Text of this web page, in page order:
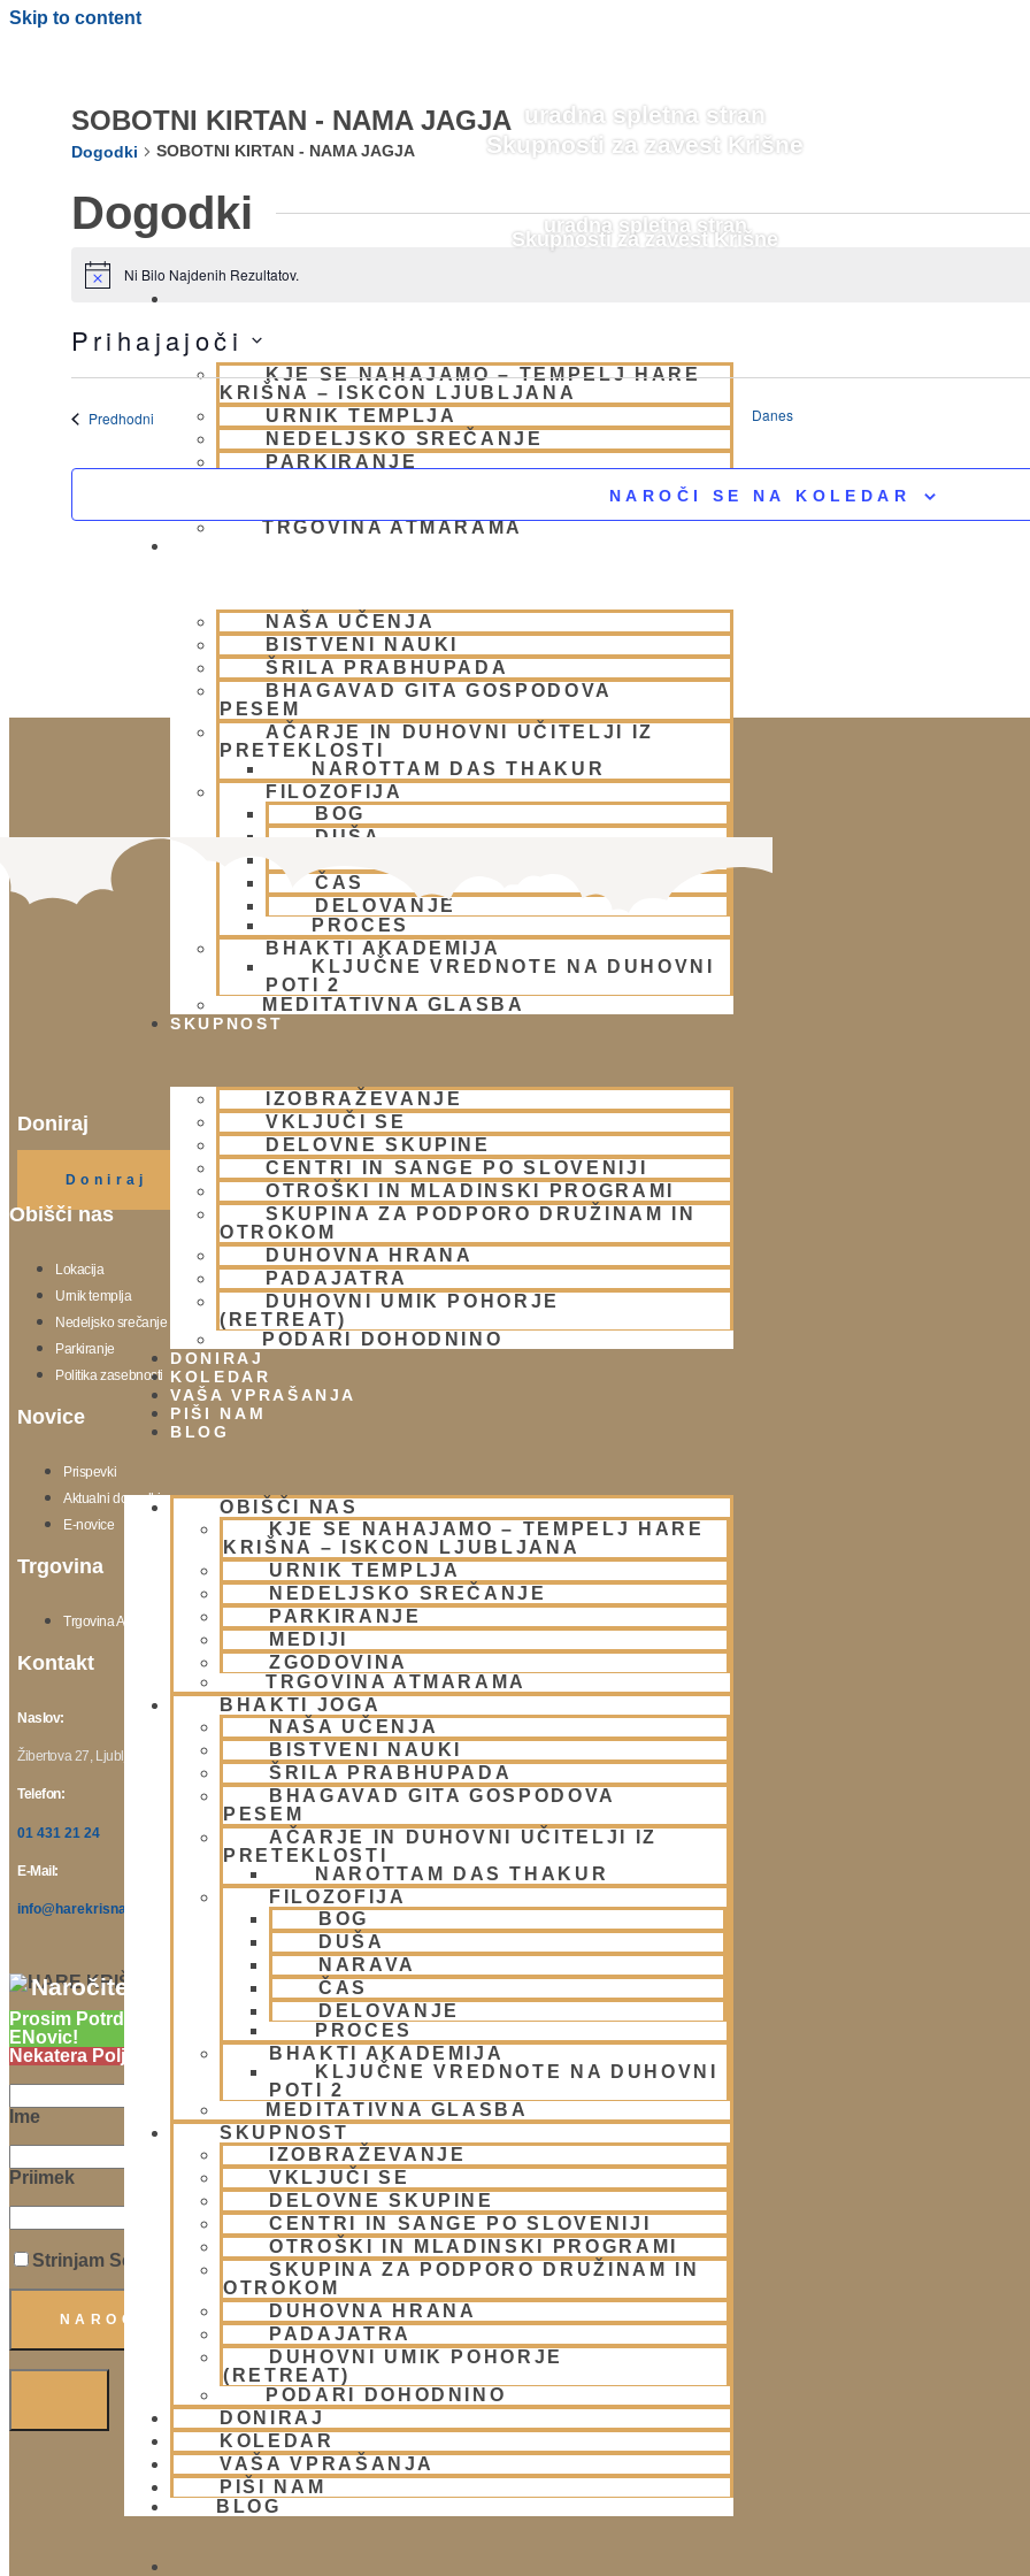
Skip to content
uradna spletna stran
Skupnosti za zavest Krišne
uradna spletna stran
Skupnosti za zavest Krišne
KJE SE NAHAJAMO – TEMPELJ HARE
KRIŠNA – ISKCON LJUBLJANA
URNIK TEMPLJA
NEDELJSKO SREČANJE
PARKIRANJE
TRGOVINA ATMARAMA
NAŠA UČENJA
BISTVENI NAUKI
ŠRILA PRABHUPADA
BHAGAVAD GITA GOSPODOVA
PESEM
AČARJE IN DUHOVNI UČITELJI IZ
PRETEKLOSTI
NAROTTAM DAS THAKUR
FILOZOFIJA
BOG
DUŠA
ČAS
DELOVANJE
PROCES
BHAKTI AKADEMIJA
KLJUČNE VREDNOTE NA DUHOVNI
POTI 2
MEDITATIVNA GLASBA
SKUPNOST
IZOBRAŽEVANJE
VKLJUČI SE
DELOVNE SKUPINE
CENTRI IN SANGE PO SLOVENIJI
OTROŠKI IN MLADINSKI PROGRAMI
SKUPINA ZA PODPORO DRUŽINAM IN
OTROKOM
DUHOVNA HRANA
PADAJATRA
DUHOVNI UMIK POHORJE
(RETREAT)
PODARI DOHODNINO
DONIRAJ
KOLEDAR
VAŠA VPRAŠANJA
PIŠI NAM
BLOG
OBIŠČI NAS
KJE SE NAHAJAMO – TEMPELJ HARE
KRIŠNA – ISKCON LJUBLJANA
URNIK TEMPLJA
NEDELJSKO SREČANJE
PARKIRANJE
MEDIJI
ZGODOVINA
TRGOVINA ATMARAMA
BHAKTI JOGA
NAŠA UČENJA
BISTVENI NAUKI
ŠRILA PRABHUPADA
BHAGAVAD GITA GOSPODOVA
PESEM
AČARJE IN DUHOVNI UČITELJI IZ
PRETEKLOSTI
NAROTTAM DAS THAKUR
FILOZOFIJA
BOG
DUŠA
NARAVA
ČAS
DELOVANJE
PROCES
BHAKTI AKADEMIJA
KLJUČNE VREDNOTE NA DUHOVNI
POTI 2
MEDITATIVNA GLASBA
SKUPNOST
IZOBRAŽEVANJE
VKLJUČI SE
DELOVNE SKUPINE
CENTRI IN SANGE PO SLOVENIJI
OTROŠKI IN MLADINSKI PROGRAMI
SKUPINA ZA PODPORO DRUŽINAM IN
OTROKOM
DUHOVNA HRANA
PADAJATRA
DUHOVNI UMIK POHORJE
(RETREAT)
PODARI DOHODNINO
DONIRAJ
KOLEDAR
VAŠA VPRAŠANJA
PIŠI NAM
BLOG
SOBOTNI KIRTAN - NAMA JAGJA
Dogodki SOBOTNI KIRTAN - NAMA JAGJA
Dogodki
Notice Ni Bilo Najdenih Rezultatov.
Prihajajoči
Datum.
PredhodniDogodki Danes
NAROČI SE NA KOLEDAR
Doniraj
Doniraj
Obišči nas
Lokacija
Urnik templja
Nedeljsko srečanje
Parkiranje
Politika zasebnosti
Novice
Prispevki
Aktualni dogodki
E-novice
Trgovina
Trgovina Atmarama
Kontakt
Naslov:
Žibertova 27, Ljubljana
Telefon:
01 431 21 24
E-Mail:
info@harekrisna.net
Naročite se na Krišnove novičke
Prosim Potrdite Vaše Naročilo Na Prejemanje
ENovic!
Nekatera Polja Manjkajo Ali So Napačna!
Ime
Priimek
E-Naslov
Strinjam Se S Politiko Zasebnosti In Pogoji.
Facebook